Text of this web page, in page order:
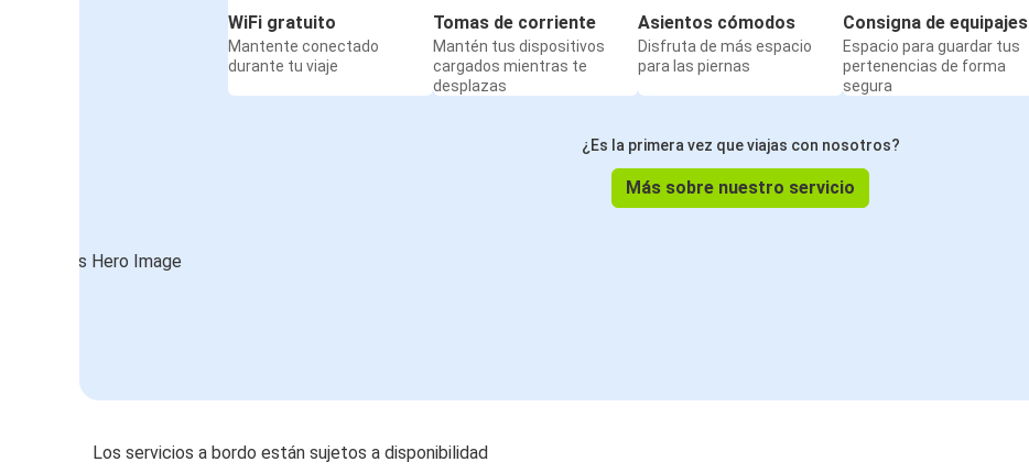
WiFi gratuito
Mantente conectado
durante tu viaje
Tomas de corriente
Mantén tus dispositivos
cargados mientras te
desplazas
Asientos cómodos
Disfruta de más espacio
para las piernas
Consigna de equipajes
Espacio para guardar tus
pertenencias de forma
segura
¿Es la primera vez que viajas con nosotros?
Más sobre nuestro servicio
Los servicios a bordo están sujetos a disponibilidad